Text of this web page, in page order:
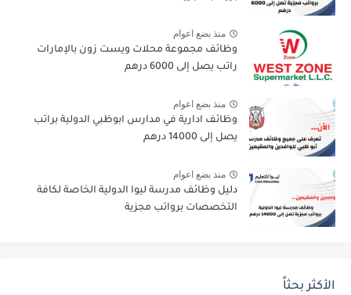
منذ بضع اعوام
وظائف مجموعة محلات ويست زون بالإمارات
راتب يصل إلى 6000 درهم
منذ بضع اعوام
وظائف ادارية في مدارس ابوظبي الدولية براتب
يصل إلى 14000 درهم
منذ بضع اعوام
دليل وظائف مدرسة ليوا الدولية الخاصة لكافة
التخصصات برواتب مجزية
الأكثر بحثاً